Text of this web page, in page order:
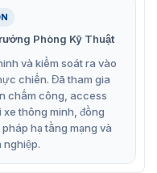
cụ lên đinh ghim tem
đó, đinh ghim sẽ
gây hư hỏng hay
Dahua ISC-ED-
đáng chú ý như:
EAS mở khóa từ tính.
Phòng Kỹ Thuật
và kiểm soát ra vào
chiến. Đã tham gia
chấm công, access
thông minh, đồng
hạ tầng mạng và
nghiệp.